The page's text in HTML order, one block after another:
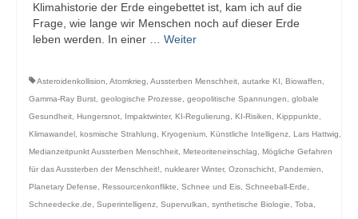
Klimahistorie der Erde eingebettet ist, kam ich auf die
Frage, wie lange wir Menschen noch auf dieser Erde
leben werden. In einer … Weiter
Asteroidenkollision Atomkrieg Aussterben Menschheit autarke KI Biowaffen
Gamma-Ray Burst geologische Prozesse geopolitische Spannungen
globale
Gesundheit Hungersnot Impaktwinter, KI-Regulierung KI-Risiken Kipppunkte
Klimawandel kosmische Strahlung Kryogenium Künstliche Intelligenz Lars Hattwig
Medianzeitpunkt Aussterben Menschheit Meteoriteneinschlag
Mögliche Gefahren
für das Aussterben der Menschheit!
nuklearer Winter, Ozonschicht Pandemien
Planetary Defense
Ressourcenkonflikte Schnee und Eis Schneeball-Erde
Schneedecke.de
Superintelligenz Supervulkan synthetische Biologie Toba